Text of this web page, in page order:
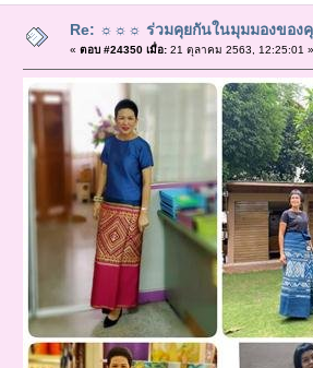
Re: ☼☼☼ ร่วมคุยกันในมุมมองของ
« ตอบ #24350 เมื่อ:21 ตุลาคม 2563, 12:25:01 »